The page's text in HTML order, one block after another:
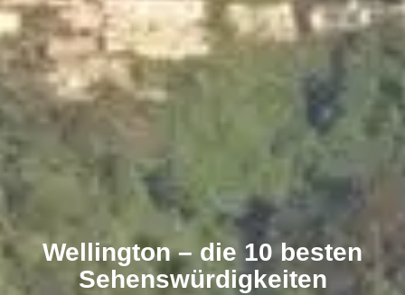
Wellington – die 10 besten
Sehenswürdigkeiten